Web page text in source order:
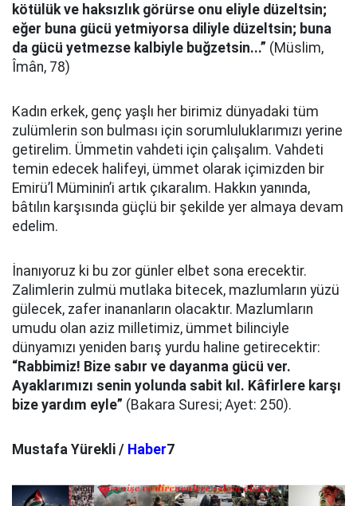
kötülük ve haksızlık görürse onu eliyle düzeltsin;
eğer buna gücü yetmiyorsa diliyle düzeltsin; buna
da gücü yetmezse kalbiyle buğzetsin...” (Müslim,
Îmân, 78)
Kadın erkek, genç yaşlı her birimiz dünyadaki tüm
zulümlerin son bulması için sorumluluklarımızı yerine
getirelim. Ümmetin vahdeti için çalışalım. Vahdeti
temin edecek halifeyi, ümmet olarak içimizden bir
Emirü’l Müminin’i artık çıkaralım. Hakkın yanında,
bâtılın karşısında güçlü bir şekilde yer almaya devam
edelim.
İnanıyoruz ki bu zor günler elbet sona erecektir.
Zalimlerin zulmü mutlaka bitecek, mazlumların yüzü
gülecek, zafer inananların olacaktır. Mazlumların
umudu olan aziz milletimiz, ümmet bilinciyle
dünyamızı yeniden barış yurdu haline getirecektir:
“Rabbimiz! Bize sabır ve dayanma gücü ver.
Ayaklarımızı senin yolunda sabit kıl. Kâfirlere karşı
bize yardım eyle” (Bakara Suresi; Ayet: 250).
Mustafa Yürekli / Haber7